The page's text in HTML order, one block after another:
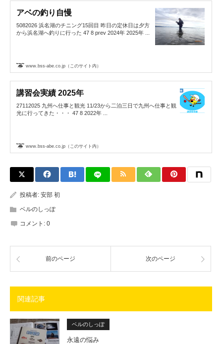
アベの釣り自慢
5082026 浜名湖のチニング15回目 昨日の定休日は夕方
から浜名湖へ釣りに行った 47 8 prev 2024年 2025年 ...
www.bss-abe.co.jp（このサイト内）
講習会実績 2025年
27112025 九州へ仕事と観光 11/23から二泊三日で九州へ仕事と観
光に行ってきた・・・ 47 8 2022年 ...
www.bss-abe.co.jp（このサイト内）
投稿者: 安部 初
ベルのしっぽ
コメント: 0
前のページ 次のページ
関連記事
ベルのしっぽ
永遠の悩み